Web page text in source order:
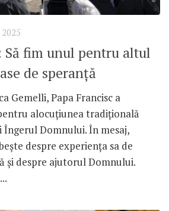
Să fim unul pentru altul
de speranță
Gemelli, Papa Francisc a
alocuțiunea tradițională
Domnului. În mesaj,
despre experiența sa de
și despre ajutorul Domnului.